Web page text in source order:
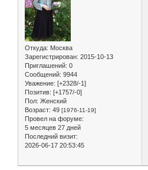
Откуда: Москва
Зарегистрирован: 2015-10-13
Приглашений: 0
Сообщений: 9944
Уважение: [+2328/-1]
Позитив: [+1757/-0]
Пол: Женский
Возраст: 49 [1976-11-19]
Провел на форуме:
5 месяцев 27 дней
Последний визит:
2026-06-17 20:53:45